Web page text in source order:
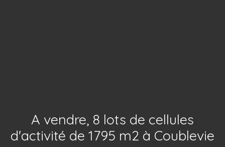
A vendre, 8 lots de cellules
d'activité de 1795 m2 à Coublevie